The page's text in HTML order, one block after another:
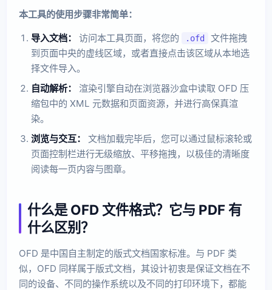
本工具的使用步骤非常简单：
导入文档： 访问本工具页面，将您的 .ofd
文件拖拽
到页面中央的虚线区域，或者直接点击该区域从本地选
择文件导入。
自动解析：
渲染引擎自动在浏览器沙盒中读取 OFD 压
缩包中的 XML 元数据和页面资源，并进行高保真渲
染。
浏览与交互：
文档加载完毕后，您可以通过鼠标滚轮或
页面控制栏进行无级缩放、平移拖拽，以极佳的清晰度
阅读每一页内容与图章。
什么是 OFD 文件格式？它与 PDF 有
什么区别？
OFD 是中国自主制定的版式文档国家标准。与 PDF 类
似，OFD 同样属于版式文档，其设计初衷是保证文档在不
同的设备、不同的操作系统以及不同的打印环境下，都能